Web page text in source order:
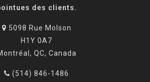
des clients.
5098 Rue Molson
H1Y 0A7
QC, Canada
(514) 846-1486